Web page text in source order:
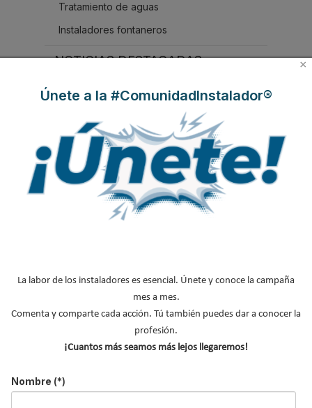
Tratamiento de aguas
Instaladores fontaneros
NOTICIAS DESTACADAS
Suscríbete a
nuestros boletines
Y RECIBE EN TU EMAIL TODA LA
ACTUALIDAD DEL SECTOR
Ocupación *
Acepto la política de privacidad
×
Únete a la #ComunidadInstalador®
La labor de los instaladores es esencial. Únete y conoce la campaña
mes a mes.
Comenta y comparte cada acción. Tú también puedes dar a conocer la
profesión.
¡Cuantos más seamos más lejos llegaremos!
Nombre (*)